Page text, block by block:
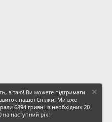
вітаю! Ви можете підтримати
нашої Спілки! Ми вже
6894 гривні із необхідних 20
на наступний рік!